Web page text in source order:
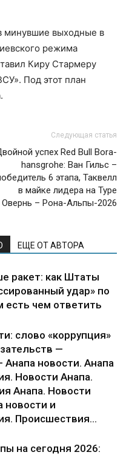
минувшие выходные в
режима
Киру Стармеру
Под этот план
Следующая статья
успех Red Bull Bora-
hansgrohe: Ван Гильс –
6 этапа, Таквелл
в майке лидера на Туре
Овернь – Рона-Альпы-2026
ЕЩЕ ОТ АВТОРА
ракет: как Штаты
удар» по
есть чем ответить
слово «коррупция»
—
новости. Анапа
Новости Анапа.
Анапа. Новости
новости и
Происшествия...
на сегодня 2026: